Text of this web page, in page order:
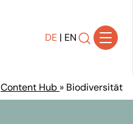
DE | EN
Content Hub » Biodiversität